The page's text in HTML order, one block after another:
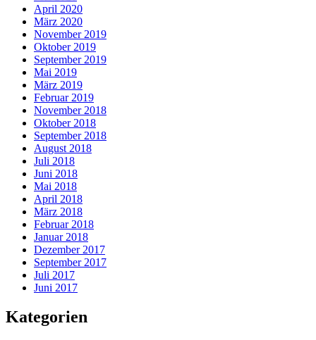
April 2020
März 2020
November 2019
Oktober 2019
September 2019
Mai 2019
März 2019
Februar 2019
November 2018
Oktober 2018
September 2018
August 2018
Juli 2018
Juni 2018
Mai 2018
April 2018
März 2018
Februar 2018
Januar 2018
Dezember 2017
September 2017
Juli 2017
Juni 2017
Kategorien